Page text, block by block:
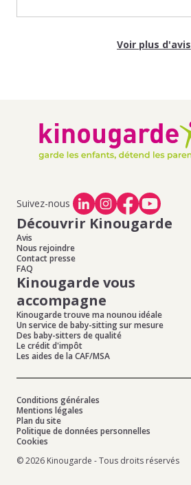
Voir plus d'avis
Suivez-nous
Découvrir Kinougarde
Avis
Nous rejoindre
Contact presse
FAQ
Kinougarde vous
accompagne
Kinougarde trouve ma nounou idéale
Un service de baby-sitting sur mesure
Des baby-sitters de qualité
Le crédit d'impôt
Les aides de la CAF/MSA
Conditions générales
Mentions légales
Plan du site
Politique de données personnelles
Cookies
© 2026 Kinougarde - Tous droits réservés